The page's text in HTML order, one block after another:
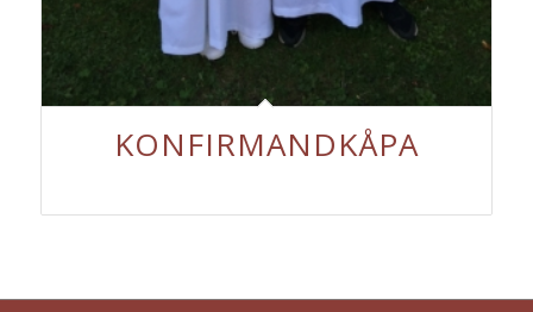
KONFIRMANDKÅPA